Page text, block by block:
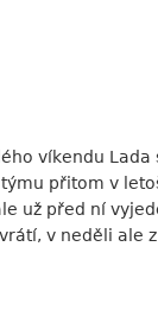
víkendu
přitom v
už před ní
v neděli ale